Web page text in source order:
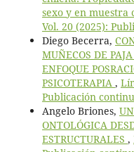
sexo y en muestra
Vol. 20 (2025):
Diego Becerra,
MUÑECOS DE
ENFOQUE
PSICOTERAPIA ,
Publicación
Angelo Briones,
ONTOLÓGICA
ESTRUCTURALES ,